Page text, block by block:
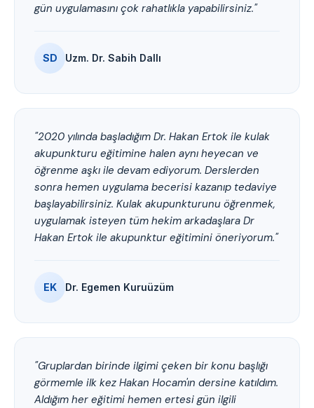
gün uygulamasını çok rahatlıkla yapabilirsiniz."
SD Uzm. Dr. Sabih Dallı
"2020 yılında başladığım Dr. Hakan Ertok ile kulak
akupunkturu eğitimine halen aynı heyecan ve
öğrenme aşkı ile devam ediyorum. Derslerden
sonra hemen uygulama becerisi kazanıp tedaviye
başlayabilirsiniz. Kulak akupunkturunu öğrenmek,
uygulamak isteyen tüm hekim arkadaşlara Dr
Hakan Ertok ile akupunktur eğitimini öneriyorum."
EK Dr. Egemen Kuruüzüm
"Gruplardan birinde ilgimi çeken bir konu başlığı
görmemle ilk kez Hakan Hocam'ın dersine katıldım.
Aldığım her eğitimi hemen ertesi gün ilgili